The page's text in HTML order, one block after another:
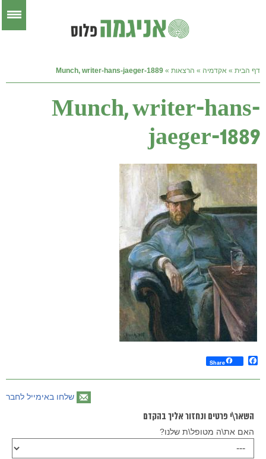
דף הבית » אקדמיה » הרצאות »
Munch, writer-hans-jaeger-1889
Munch, writer-hans-
jaeger-1889
Facebook
Share
שלחו באימייל לחבר
השאר\י פרטים ונחזור אליך בהקדם
האם את\ה מטופל\ת שלנו?